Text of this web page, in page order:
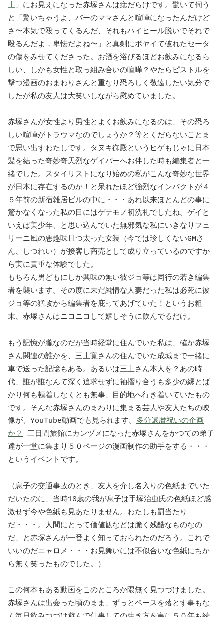
上」にお見えになった赤塚さんは痣だらけです。驚いて伺う
と「驚いちゃうよ、バーのママさんと喧嘩になったんだけど
さ〜本気で殴ってくるんだ、それもハイヒール脱いでそれで
殴るんだよ，卑怯だよね〜」と真剣にボヤイて破れたセータ
の傷をみせてくださった。お酒を浴びるほどお飲みになるら
しい、しかも女性と取っ組み合いの喧嘩？やたらピストルを
撃つ漫画のおまわりさんと重なり恐ろしく敬遠したい気分で
したが私の友人は大笑いしながら慰めていました。
赤塚さんが女性より男性とよくお飲みになるのは、その恐ろ
しい喧嘩がトラウマなのでしょうか？等とくだらないことま
で思い出すわたしです。タヌキ御殿というヒゲもじゃに日本
髪を結った奇妙奇天烈なゲイバーへお伴した時も編集者と一
緒でした。スタイリストになり始めの私がこんな奇妙な世界
が日本に存在するのか！と呆れたほど強烈なインパクトが４
５年前の新宿雑居ビルの中に・・・あれ以来ほとんどの事に
驚かなくなった私の目にはゲテモノ初洗礼でしたね。ゲイと
いえば美少年、と思い込んでいた無邪気な私にいきなりフェ
リーニ風の悪趣味且つ太った女装（今では珍しくないGMさ
ん、しつれい）が接客し商売として成り立っているのですか
ら実に貴重な体験でした。
もちろん男どもにしか興味の無い彼ジョ等は同行の若き編集
者を襲います。その度に未だ純情な人妻だった私は必死に彼
ジョ等の猛攻から編集者を庇ってあげていた！というお粗
末、赤塚さんはニコニコして嬉しそうに飲んでるだけ。
もう記憶が朧なのだが当時経堂に住んでいた私は、確か赤塚
さん関連の誰かを、三上寛さんの住んでいた成城まで一緒に
車で送った記憶もある。あるいは三上さん本人を？あの時
代、誰が誰なんて深く追求せずに袖摺り合うも多少の縁とば
かり何も頓着しなくとも無事、目的地へ行き着いていたもの
です。そんな赤塚さんのまわりに集まる芸人や友人たちの映
像が、YouTube動画でも見られます。 多分還暦祝いの企画
か？
三日間旅館にカンヅメになった赤塚さんをかつての弟子
達が一堂に集まり５０ページの漫画制作の助手をする・・・
というイベントです。
（息子の交通事故のとき、友人を介し名入りの色紙までいた
だいたのに、当時10歳の我が息子は手塚治虫氏の色紙ほど感
激せず今や色紙も見あたりません。わたしも罰当たり
だ・・・。人間にとって価値観などは脆く残酷なものなの
だ、と赤塚さんが一番よく知っておられたのだろう。これで
いいのだニャロメ・・・お見舞いには不似合いな色紙にちか
ら無く笑ったものでした。）
この何本もある動画をこのところか隈無く見つづけました。
赤塚さんは出会った頃のまま、ずっとペースを落とす事もな